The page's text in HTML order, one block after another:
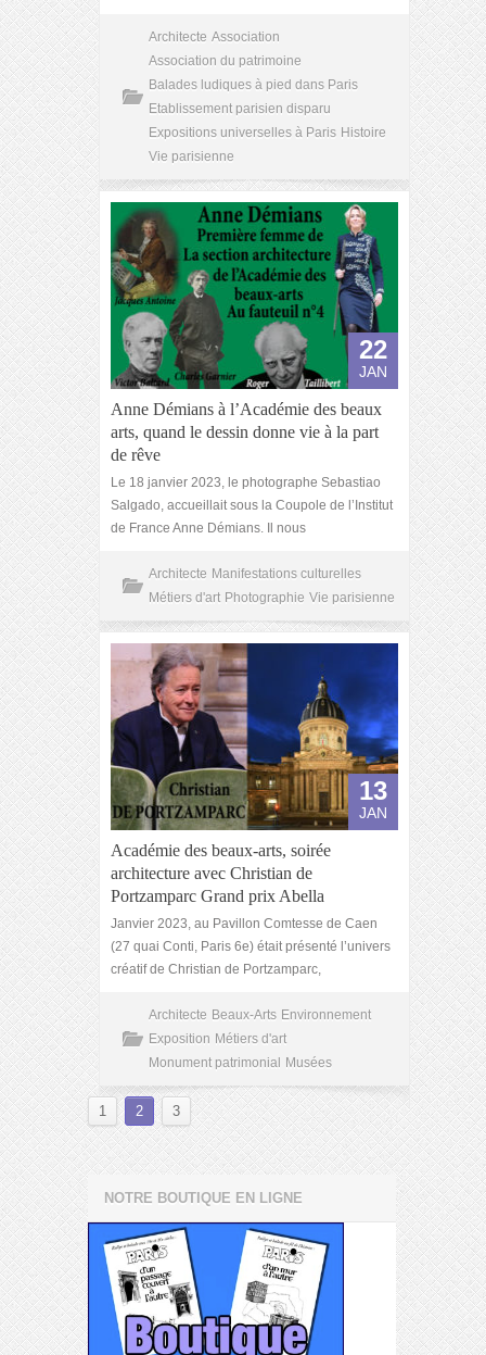
Architecte Association
Association du patrimoine
Balades ludiques à pied dans Paris
Etablissement parisien disparu
Expositions universelles à Paris Histoire
Vie parisienne
22
JAN
Anne Démians à l’Académie des beaux
arts, quand le dessin donne vie à la part
de rêve
Le 18 janvier 2023, le photographe Sebastiao
Salgado, accueillait sous la Coupole de l’Institut
de France Anne Démians. Il nous
Architecte Manifestations culturelles
Métiers d'art Photographie Vie parisienne
13
JAN
Académie des beaux-arts, soirée
architecture avec Christian de
Portzamparc Grand prix Abella
Janvier 2023, au Pavillon Comtesse de Caen
(27 quai Conti, Paris 6e) était présenté l’univers
créatif de Christian de Portzamparc,
Architecte Beaux-Arts Environnement
Exposition Métiers d'art
Monument patrimonial
Musées
1 2 3
NOTRE BOUTIQUE EN LIGNE